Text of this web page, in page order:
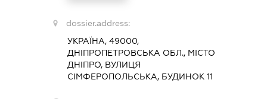
dossier.address:
УКРАЇНА, 49000,
ДНІПРОПЕТРОВСЬКА ОБЛ., МІСТО
ДНІПРО, ВУЛИЦЯ
СІМФЕРОПОЛЬСЬКА, БУДИНОК 11